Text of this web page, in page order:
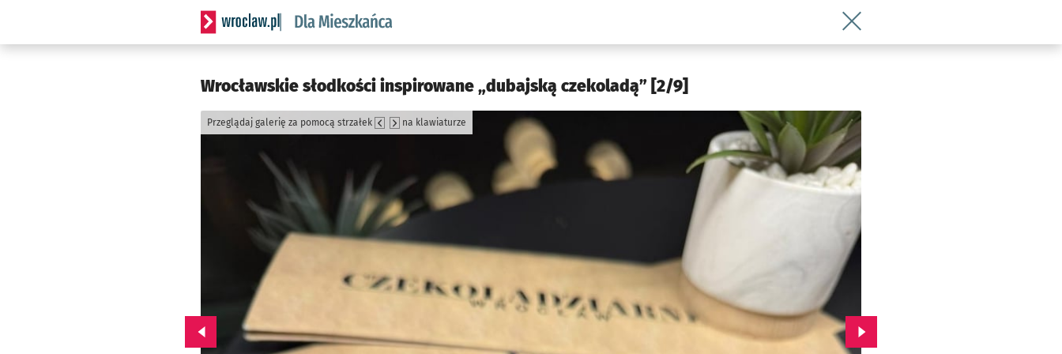
Serwis informacyjny wroclaw.pl podserwis: Dla mieszkańca
Wróć do artykułu Wrocławskie
Wrocławskie słodkości inspirowane „dubajską czekoladą” [2/9]
Przeglądaj galerię za pomocą strzałek na klawiaturze
Przejdź do poprzedniego zdjęcia. Przejdź do kolejnego zdjęcia.